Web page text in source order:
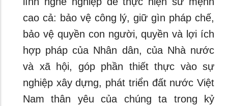
cao cả: bảo vệ công lý, giữ gìn pháp chế,
bảo vệ quyền con người, quyền và lợi ích
hợp pháp của Nhân dân, của Nhà nước
và xã hội, góp phần thiết thực vào sự
nghiệp xây dựng, phát triển đất nước Việt
Nam thân yêu của chúng ta trong kỷ